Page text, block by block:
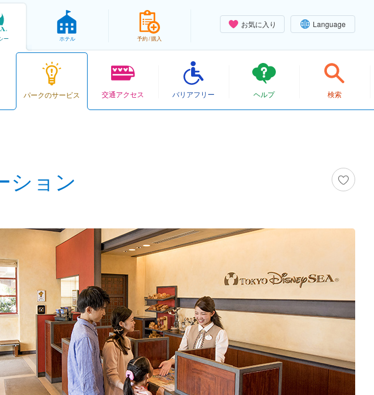
お気に入り Language
ー ホテル 予約 / 購入
パークのサービス 交通アクセス バリアフリー ヘルプ 検索
ション